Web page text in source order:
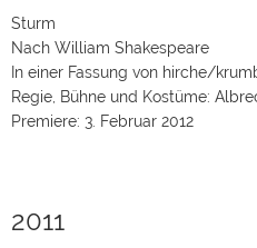
Sturm
Nach William Shakespeare
In einer Fassung von hirche/
Regie, Bühne und Kostüme:
Premiere: 3. Februar 2012
2011